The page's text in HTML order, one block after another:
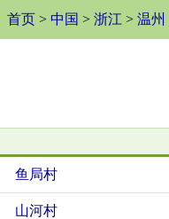
首页 > 中国 > 浙江 > 温州
鱼局村
山河村